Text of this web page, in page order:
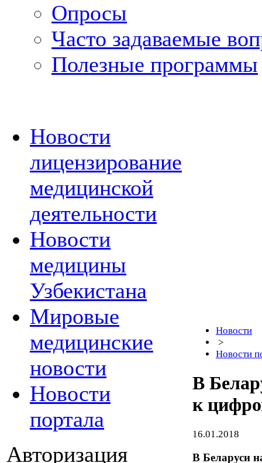
Опросы
Часто задаваемые
Полезные программы
Новости
лицензирование
медицинской
деятельности
Новости
медицины
Узбекистана
Мировые
медицинские
новости
Новости
портала
Авторизация
Новости
>
Новости
В
к
16.01.2018
В Беларуси